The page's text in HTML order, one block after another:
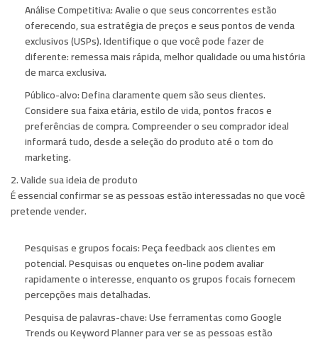
Análise Competitiva:Avalie o que seus concorrentes estão
oferecendo, sua estratégia de preços e seus pontos de venda
exclusivos (USPs). Identifique o que você pode fazer de
diferente: remessa mais rápida, melhor qualidade ou uma história
de marca exclusiva.
Público-alvo:Defina claramente quem são seus clientes.
Considere sua faixa etária, estilo de vida, pontos fracos e
preferências de compra. Compreender o seu comprador ideal
informará tudo, desde a seleção do produto até o tom do
marketing.
2. Valide sua ideia de produto
É essencial confirmar se as pessoas estão interessadas no que você
pretende vender.
Pesquisas e grupos focais:Peça feedback aos clientes em
potencial. Pesquisas ou enquetes on-line podem avaliar
rapidamente o interesse, enquanto os grupos focais fornecem
percepções mais detalhadas.
Pesquisa de palavras-chave:Use ferramentas como Google
Trends ou Keyword Planner para ver se as pessoas estão